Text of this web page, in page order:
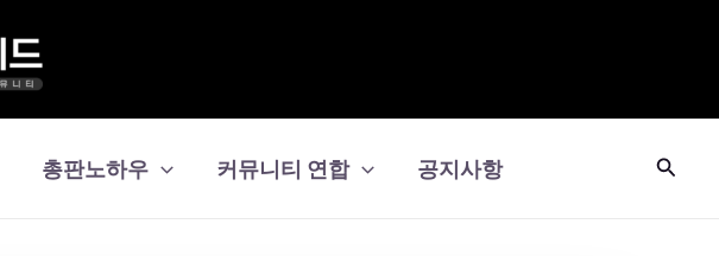
총판노하우 커뮤니티 연합 공지사항
검